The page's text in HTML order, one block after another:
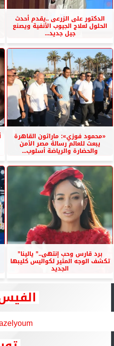
الدكتور على الزرعى ..يقدم أحدث
الحلول لعلاج الجيوب الأنفية ويصنع
جيل جديد...
«محمود فوزي»: ماراثون القاهرة
يبعث للعالم رسالة مصر الأمن
والحضارة والرياضة أسلوب...
برد قارس وحب إنتهى..” يالينا”
تكشف الوجه المثير لكواليس كليبها
الجديد